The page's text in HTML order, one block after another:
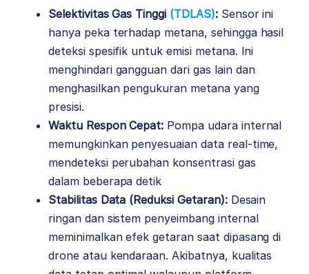
Selektivitas Gas Tinggi (TDLAS):Sensor ini
hanya peka terhadap metana, sehingga hasil
deteksi spesifik untuk emisi metana. Ini
menghindari gangguan dari gas lain dan
menghasilkan pengukuran metana yang
presisi.
Waktu Respon Cepat: Pompa udara internal
memungkinkan penyesuaian data real-time,
mendeteksi perubahan konsentrasi gas
dalam beberapa detik
Stabilitas Data (Reduksi Getaran):Desain
ringan dan sistem penyeimbang internal
meminimalkan efek getaran saat dipasang di
drone atau kendaraan. Akibatnya, kualitas